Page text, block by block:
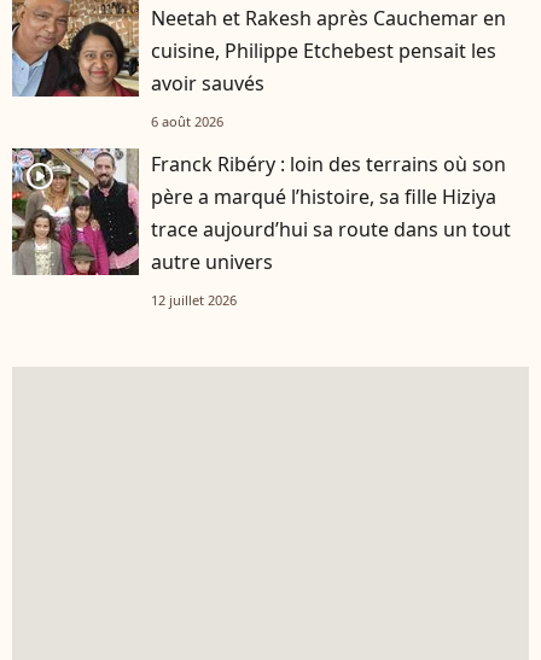
Neetah et Rakesh après Cauchemar en
cuisine, Philippe Etchebest pensait les
avoir sauvés
6 août 2026
player2
Franck Ribéry : loin des terrains où son
père a marqué l’histoire, sa fille Hiziya
trace aujourd’hui sa route dans un tout
autre univers
12 juillet 2026